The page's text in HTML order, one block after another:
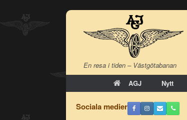
Skip
content
En resa i tiden – Västgötabanan
AGJ Nytt
Sociala medier